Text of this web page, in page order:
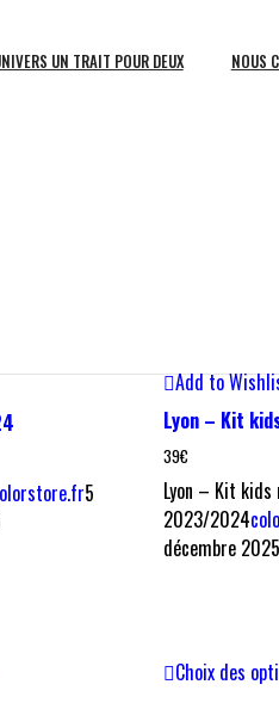
UN TRAIT POUR DEUX NOUS
5
Add to
Lyon – Kit
39€
Lyon – Kit kids
2023/2024
décembre 2025
Choix des